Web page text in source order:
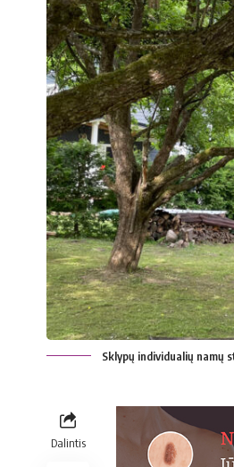
Sklypų individualių namų
Dalintis